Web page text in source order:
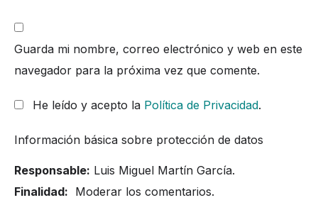
Guarda mi nombre, correo electrónico y web en este
navegador para la próxima vez que comente.
He leído y acepto la Política de Privacidad.
Información básica sobre protección de datos
Responsable: Luis Miguel Martín García.
Finalidad: Moderar los comentarios.